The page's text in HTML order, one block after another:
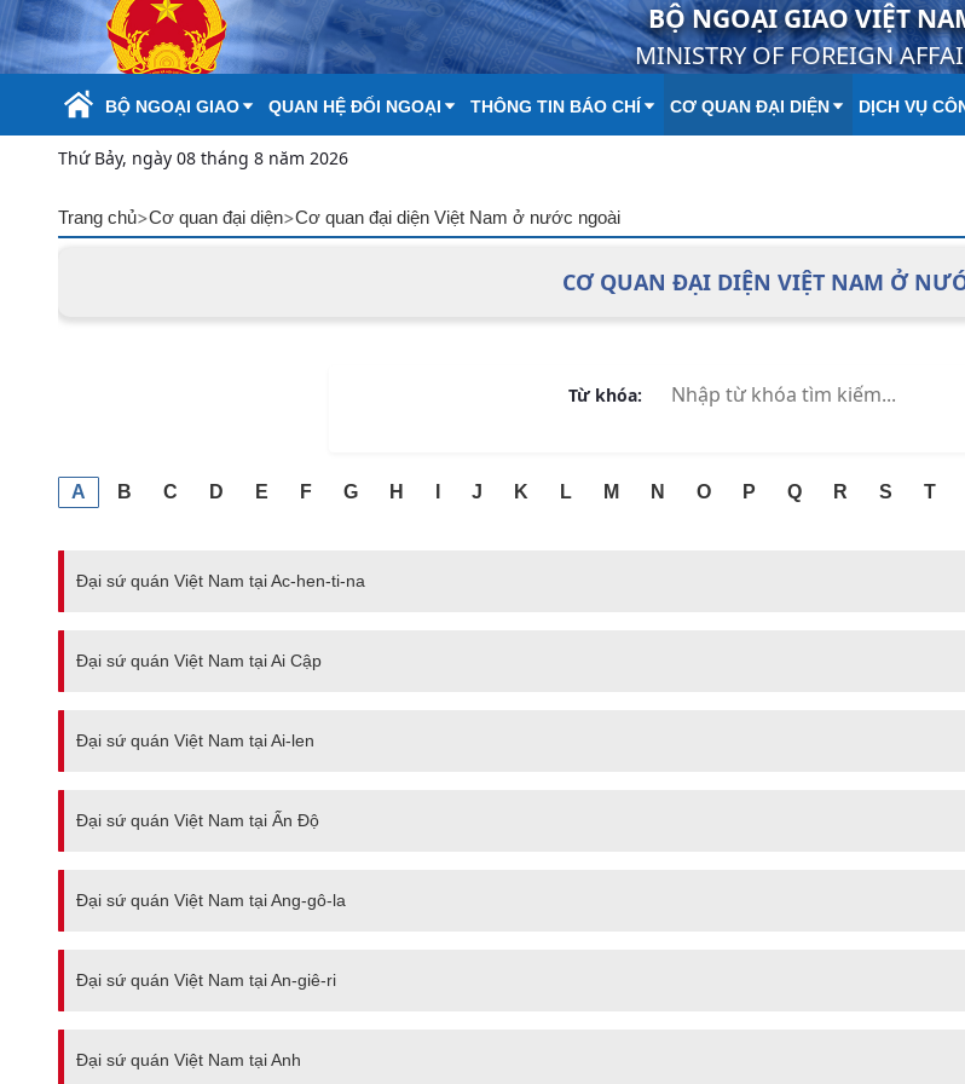
Skip to Main Content BỘ NGOẠI GIAO VIỆT
MINISTRY OF FOREIGN
BỘ NGOẠI GIAO QUAN HỆ ĐỐI NGOẠI THÔNG TIN BÁO CHÍ CƠ QUAN ĐẠI DIỆN DỊCH VỤ
Thứ Bảy, ngày 08 tháng 8 năm 2026
Trang chủ>Cơ quan đại diện>Cơ quan đại diện Việt Nam ở nước ngoài
CƠ QUAN ĐẠI DIỆN VIỆT NAM Ở
Từ khóa:
A B C D E F G H J K L M N O P Q R S T
Đại sứ quán Việt Nam tại Ac-hen-ti-na
Đại sứ quán Việt Nam tại Ai Cập
Đại sứ quán Việt Nam tại Ai-len
Đại sứ quán Việt Nam tại Ấn Độ
Đại sứ quán Việt Nam tại Ang-gô-la
Đại sứ quán Việt Nam tại An-giê-ri
Đại sứ quán Việt Nam tại Anh